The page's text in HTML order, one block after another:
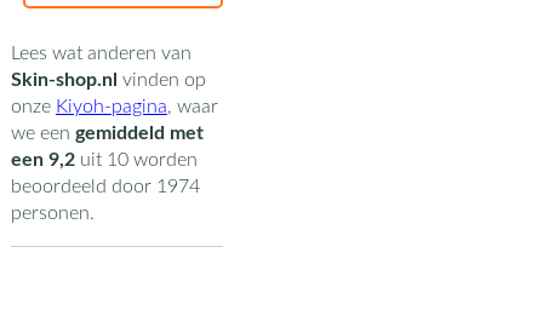
Lees wat anderen van
Skin-shop.nl vinden op
onze Kiyoh-pagina, waar
we een gemiddeld met
een 9,2uit 10worden
beoordeeld door 1974
personen.